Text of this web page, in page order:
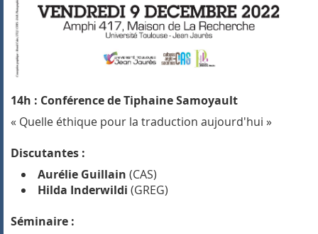
14h : Conférence de Tiphaine Samoyault
« Quelle éthique pour la traduction aujourd'hui »
Discutantes :
Aurélie Guillain (CAS)
Hilda Inderwildi (GREG)
Séminaire :